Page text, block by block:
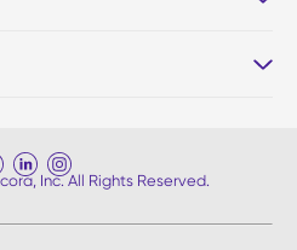
Inc. All Rights Reserved.